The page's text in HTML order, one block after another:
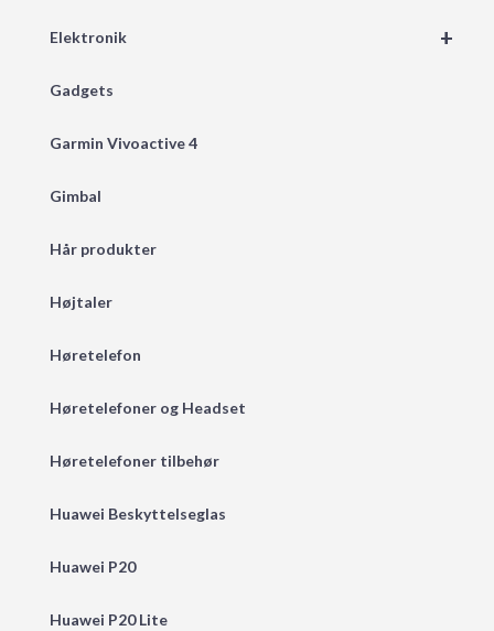
+
Elektronik
Gadgets
Garmin Vivoactive 4
Gimbal
Hår produkter
Højtaler
Høretelefon
Høretelefoner og Headset
Høretelefoner tilbehør
Huawei Beskyttelseglas
Huawei P20
Huawei P20 Lite